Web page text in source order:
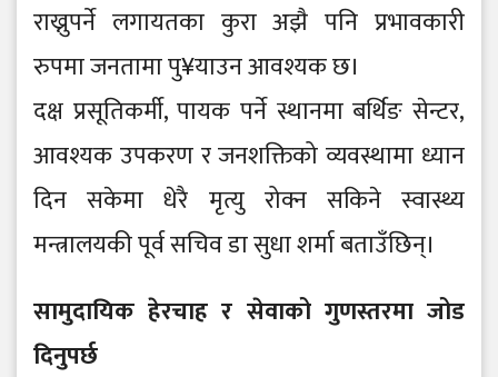
राख्नुपर्ने लगायतका कुरा अझै पनि प्रभावकारी
रुपमा जनतामा पु¥याउन आवश्यक छ।
दक्ष प्रसूतिकर्मी, पायक पर्ने स्थानमा बर्थिङ सेन्टर,
आवश्यक उपकरण र जनशक्तिको व्यवस्थामा ध्यान
दिन सकेमा धेरै मृत्यु रोक्न सकिने स्वास्थ्य
मन्त्रालयकी पूर्व सचिव डा सुधा शर्मा बताउँछिन्।
सामुदायिक हेरचाह र सेवाको गुणस्तरमा जोड
दिनुपर्छ